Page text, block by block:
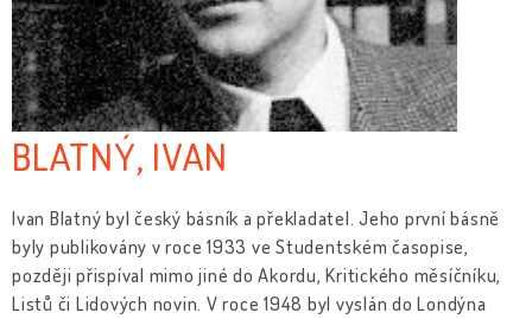
BLATNÝ, IVAN
Ivan Blatný byl český básník a překladatel. Jeho první básně
byly publikovány v roce 1933 ve Studentském časopise,
později přispíval mimo jiné do Akordu, Kritického měsíčníku,
Listů či Lidových novin. V roce 1948 byl vyslán do Londýna